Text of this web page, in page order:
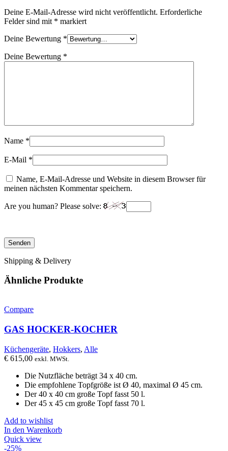
Deine E-Mail-Adresse wird nicht veröffentlicht. Erforderliche
Felder sind mit * markiert
Deine Bewertung *
Deine Bewertung *
Name *
E-Mail *
Name, E-Mail-Adresse und Website in diesem Browser für
meinen nächsten Kommentar speichern.
Are you human? Please solve:
Shipping & Delivery
Ähnliche Produkte
Compare
GAS HOCKER-KOCHER
Küchengeräte, Hokkers, Alle
€ 615,00 exkl. MWSt.
Die Nutzfläche beträgt 34 ​​x 40 cm.
Die empfohlene Topfgröße ist Ø 40, maximal Ø 45 cm.
Der 40 x 40 cm große Topf fasst 50 l.
Der 45 x 45 cm große Topf fasst 70 l.
Add to wishlist
In den Warenkorb
Quick view
-25%